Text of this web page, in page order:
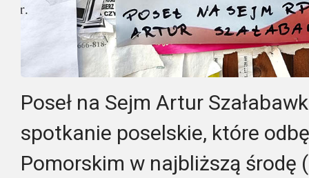
Poseł na Sejm Artur
spotkanie poselskie, które
Pomorskim w najbliższą środę